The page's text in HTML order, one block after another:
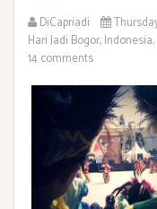
DiCapriadi
Hari Jadi Bogor,Indonesia,
14 comments